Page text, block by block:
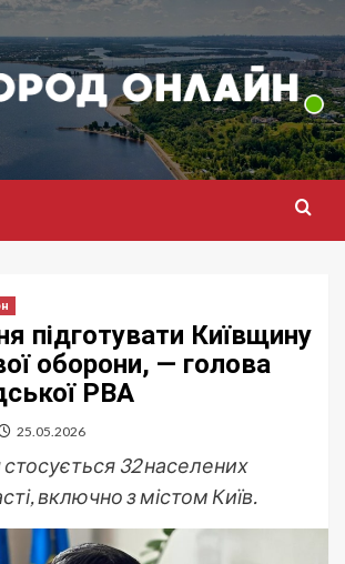
підготувати Київщину
оборони, — голова
РВА
25.05.2026
32 населених
включно з містом Київ.